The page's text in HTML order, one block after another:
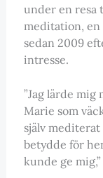
under en resa
meditation, en
sedan 2009
intresse.
”Jag lärde
Marie som
själv mediterat
betydde för
kunde ge